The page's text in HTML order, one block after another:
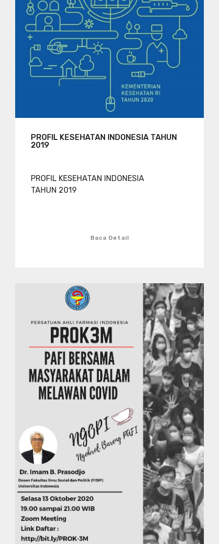
PROFIL KESEHATAN INDONESIA TAHUN
2019
PROFIL KESEHATAN INDONESIA
TAHUN 2019
Baca Detail